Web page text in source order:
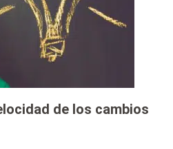
de los cambios